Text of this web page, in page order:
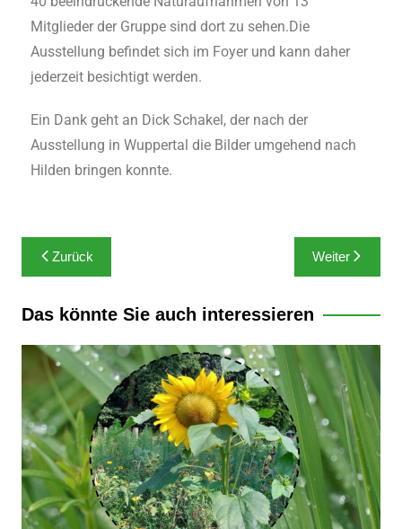
Mitglieder der Gruppe sind dort zu sehen.Die
Ausstellung befindet sich im Foyer und kann daher
jederzeit besichtigt werden.
Ein Dank geht an Dick Schakel, der nach der
Ausstellung in Wuppertal die Bilder umgehend nach
Hilden bringen konnte.
Zurück Weiter
Das könnte Sie auch interessieren